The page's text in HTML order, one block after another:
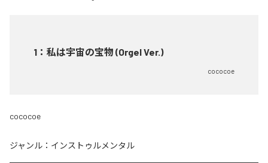
1 ： 私は宇宙の宝物 (Orgel Ver.)
cococoe
cococoe
ジャンル： インストゥルメンタル